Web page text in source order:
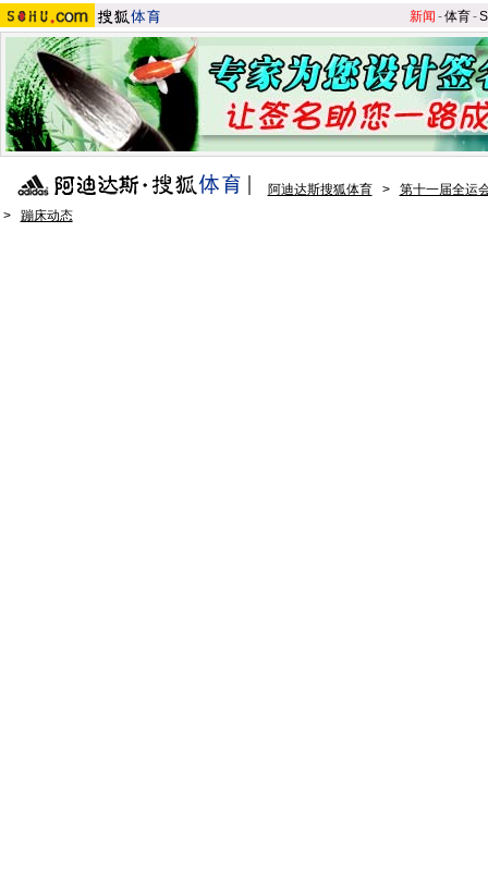
新闻 -体育-S
阿迪达斯搜狐体育 >
第十一届全运
>
蹦床动态